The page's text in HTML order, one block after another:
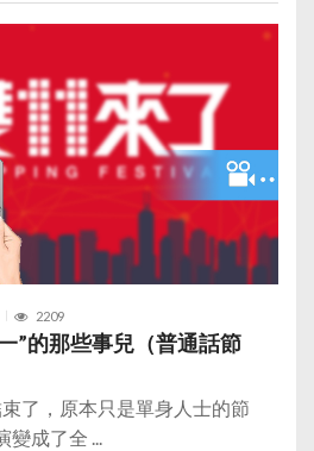
2209
”的那些事兒（普通話節
了，原本只是單身人士的節
變成了全 ...